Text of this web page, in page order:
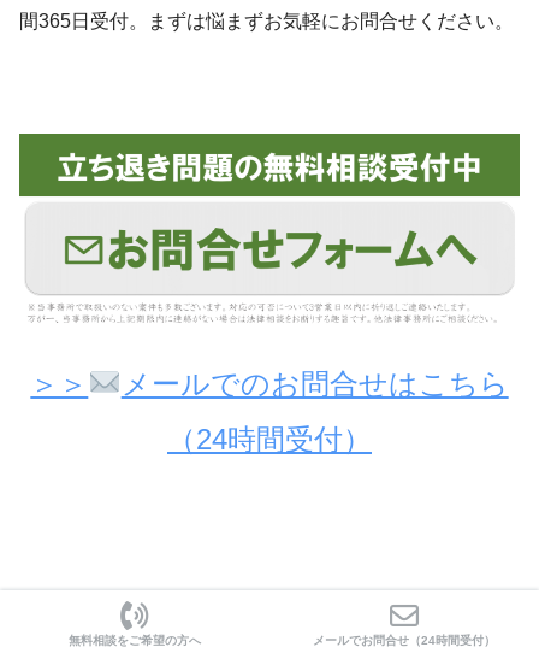
間365日受付。まずは悩まずお気軽にお問合せください。
＞＞
メールでのお問合せはこちら
（24時間受付）
7. 立ち退き料相場を知った上で
無料相談をご希望の方へ メールでお問合せ（24時間受付）